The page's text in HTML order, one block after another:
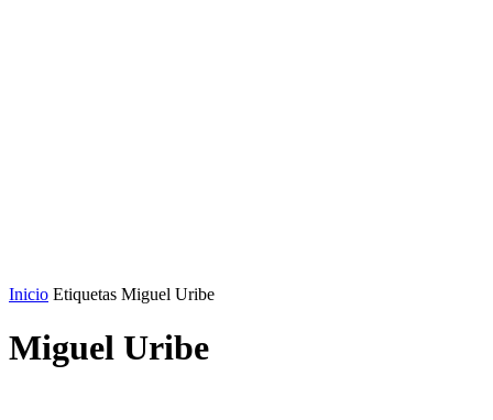
Inicio Etiquetas Miguel Uribe
Miguel Uribe